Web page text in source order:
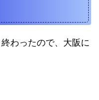
わったので、大阪に